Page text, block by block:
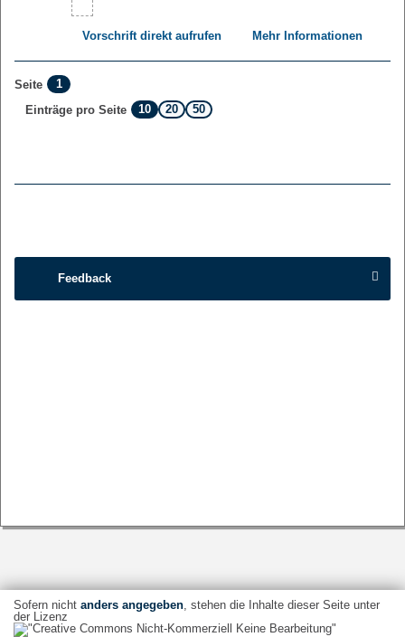
Vorschrift direkt aufrufen Mehr Informationen
Seite
1
Einträge pro Seite
10 20 50
Feedback
Sofern nicht anders angegeben, stehen die Inhalte dieser Seite unter
der Lizenz